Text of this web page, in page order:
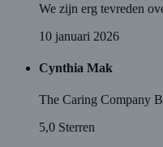
We zijn erg tevreden
10 januari 2026
Cynthia Mak
The Caring Company
5,0 Sterren